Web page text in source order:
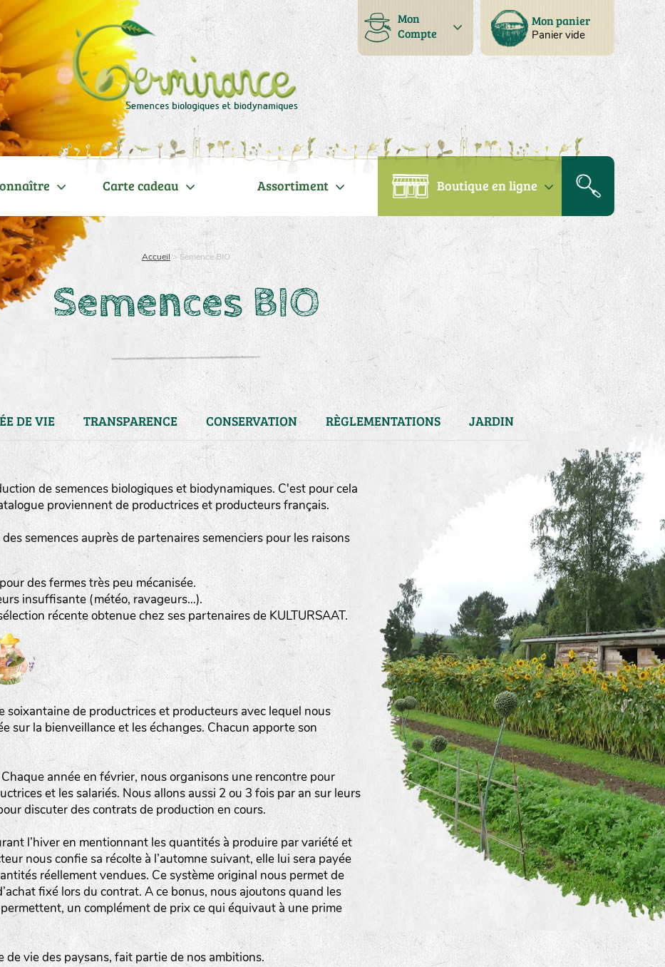
Mon panier
Panier vide
Mon
Compte
Carte cadeau Assortiment Boutique en ligne
Accueil > Semence BIO
Semences BIO
DE VIE TRANSPARENCE CONSERVATION RÈGLEMENTATIONS JARDIN
de semences biologiques et biodynamiques. C'est pour cela
proviennent de productrices et producteurs français.
semences auprès de partenaires semenciers pour les raisons
des fermes très peu mécanisée.
insuffisante (météo, ravageurs…).
récente obtenue chez ses partenaires de KULTURSAAT.
soixantaine de productrices et producteurs avec lequel nous
sur la bienveillance et les échanges. Chacun apporte son
année en février, nous organisons une rencontre pour
et les salariés. Nous allons aussi 2 ou 3 fois par an sur leurs
discuter des contrats de production en cours.
l’hiver en mentionnant les quantités à produire par variété et
nous confie sa récolte à l’automne suivant, elle lui sera payée
réellement vendues. Ce système original nous permet de
fixé lors du contrat. A ce bonus, nous ajoutons quand les
un complément de prix ce qui équivaut à une prime
de vie des paysans, fait partie de nos ambitions.
LA RÉFÉRENCE :FBEL20BPA1A (en haut à gauche)
F : Fleurs.
Les autres catégories étant :
E
: Engrais vert
: Légumes
A: Aromatiques
BEL : Code de la variété
(Ici Belle de nuit)
20 : Année de récolte(ici 2020)
BPA : Initiales du producteur ou du fournisseur de la
semence.
1 : Numéro d’ordre du lot
A : Sans calibre.
: Gros
: Moyen calibre
P: Petit calibre